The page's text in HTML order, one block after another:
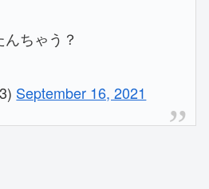
ちゃう？
September 16, 2021